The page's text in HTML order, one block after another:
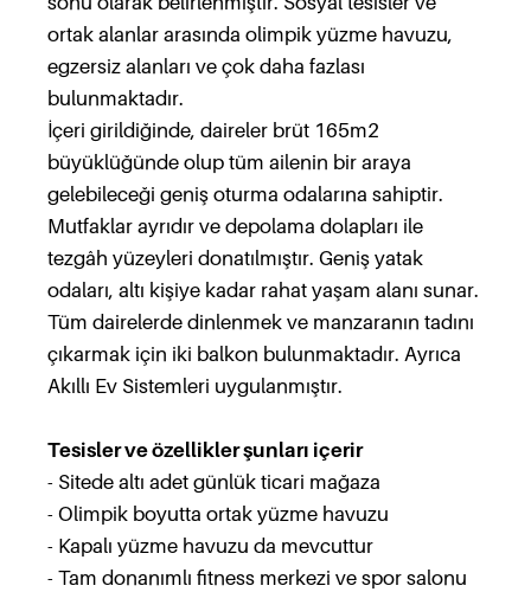
ortak alanlar arasında olimpik yüzme havuzu,
egzersiz alanları ve çok daha fazlası
bulunmaktadır.
İçeri girildiğinde, daireler brüt 165m2
büyüklüğünde olup tüm ailenin bir araya
gelebileceği geniş oturma odalarına sahiptir.
Mutfaklar ayrıdır ve depolama dolapları ile
tezgâh yüzeyleri donatılmıştır. Geniş yatak
odaları, altı kişiye kadar rahat yaşam alanı sunar.
Tüm dairelerde dinlenmek ve manzaranın tadını
çıkarmak için iki balkon bulunmaktadır. Ayrıca
Akıllı Ev Sistemleri uygulanmıştır.
Tesisler ve özellikler şunları içerir
- Sitede altı adet günlük ticari mağaza
- Olimpik boyutta ortak yüzme havuzu
- Kapalı yüzme havuzu da mevcuttur
- Tam donanımlı fitness merkezi ve spor salonu